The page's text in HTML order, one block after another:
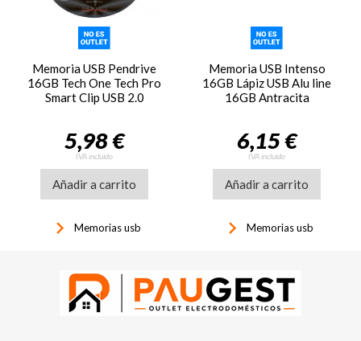
Memoria USB Pendrive
16GB Tech One Tech Pro
Smart Clip USB 2.0
5,98 €
IVA incluido
Añadir a carrito
keyboard_arrow_right Memorias usb
Memoria USB Intenso
16GB Lápiz USB Alu line
16GB Antracita
6,15 €
IVA incluido
Añadir a carrito
keyboard_arrow_right Memorias usb